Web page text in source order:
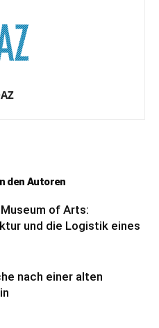
den Autoren
of Arts:
und die Logistik eines
nach einer alten